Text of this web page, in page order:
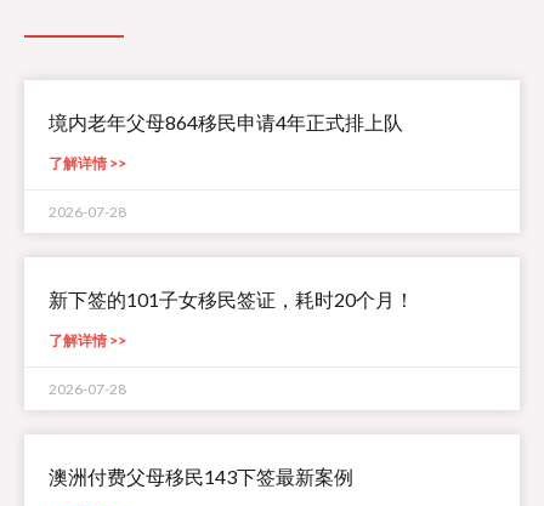
境内老年父母864移民申请4年正式排上队
了解详情 >>
2026-07-28
新下签的101子女移民签证，耗时20个月！
了解详情 >>
2026-07-28
澳洲付费父母移民143下签最新案例